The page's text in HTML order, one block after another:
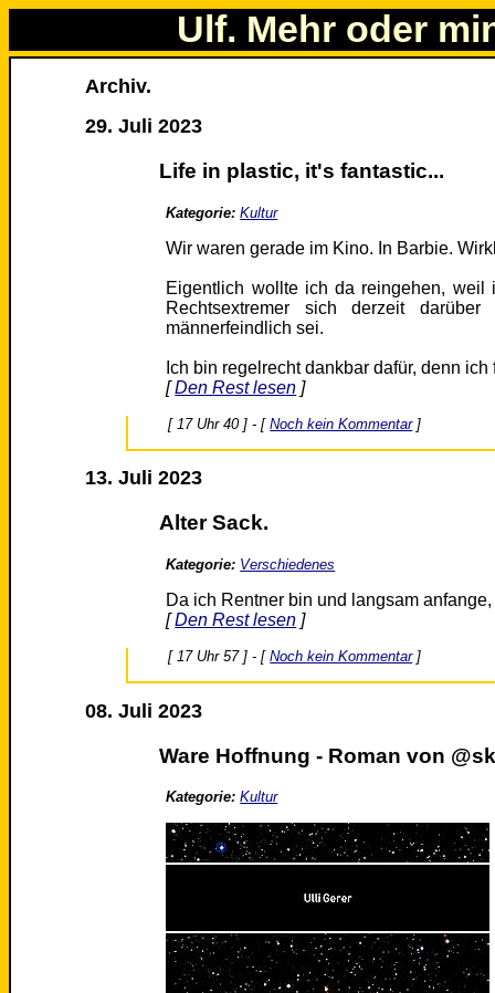
Ulf. Mehr oder
Archiv.
29. Juli 2023
Life in plastic, it's fantastic...
Kategorie: Kultur
Wir waren gerade im Kino. In Barbie.
Eigentlich wollte ich da reingehen,
Rechtsextremer sich derzeit
männerfeindlich sei.
Ich bin regelrecht dankbar dafür, denn
[Den Rest lesen ]
[ 17 Uhr 40 ] - [Noch kein Kommentar]
13. Juli 2023
Alter Sack.
Kategorie: Verschiedenes
Da ich Rentner bin und langsam
[Den Rest lesen ]
[ 17 Uhr 57 ] - [Noch kein Kommentar]
08. Juli 2023
Ware Hoffnung - Roman von
Kategorie: Kultur